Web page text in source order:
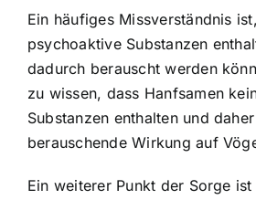
Ein häufiges Missverständnis
psychoaktive Substanzen
dadurch berauscht werden
zu wissen, dass Hanfsamen
Substanzen enthalten und
berauschende Wirkung auf
Ein weiterer Punkt der Sorge